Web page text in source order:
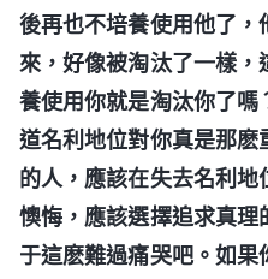
後再也不培養使用他了
來，好像被淘汰了一樣
養使用你就是淘汰你了
道名利地位對你真是那
的人，應該在失去名利
懊悔，應該選擇追求真
于這麽難過痛哭吧。如